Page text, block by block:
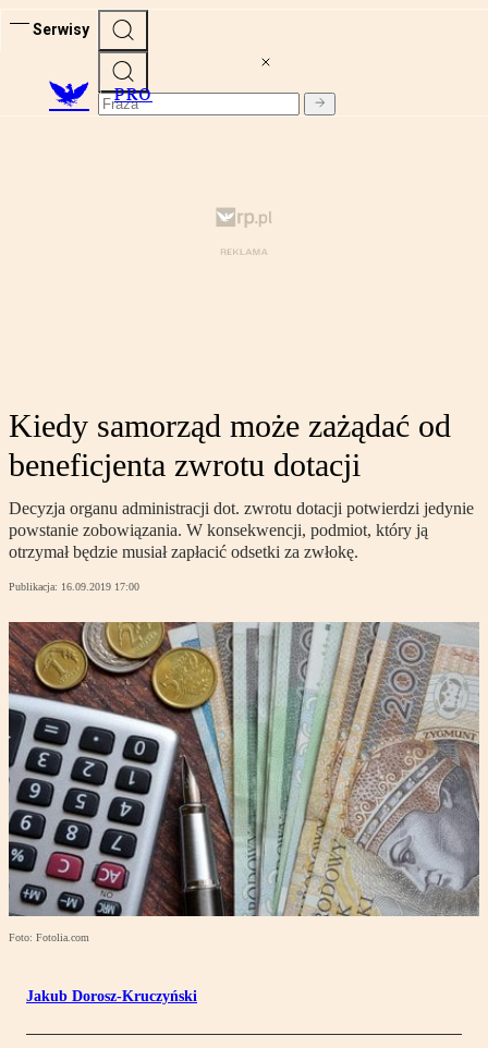
Serwisy
PRO
Kiedy samorząd może zażądać od
beneficjenta zwrotu dotacji
Decyzja organu administracji dot. zwrotu dotacji potwierdzi jedynie
powstanie zobowiązania. W konsekwencji, podmiot, który ją
otrzymał będzie musiał zapłacić odsetki za zwłokę.
Publikacja: 16.09.2019 17:00
Foto: Fotolia.com
Jakub Dorosz-Kruczyński